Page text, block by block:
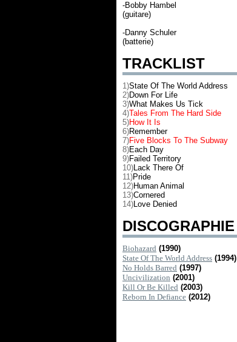
-Bobby Hambel
(guitare)
-Danny Schuler
(batterie)
TRACKLIST
1)State Of The World Address
2)Down For Life
3)What Makes Us Tick
4)Tales From The Hard Side
5)How It Is
6)Remember
7)Five Blocks To The Subway
8)Each Day
9)Failed Territory
10)Lack There Of
11)Pride
12)Human Animal
13)Cornered
14)Love Denied
DISCOGRAPHIE
Biohazard (1990)
State Of The World Address (1994)
No Holds Barred (1997)
Uncivilization (2001)
Kill Or Be Killed (2003)
Reborn In Defiance (2012)